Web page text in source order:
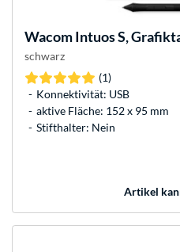
WacomIntuos S,
schwarz
(1)
Konnektivität: USB
aktive Fläche: 152 x 95 mm
Stifthalter: Nein
Artikel